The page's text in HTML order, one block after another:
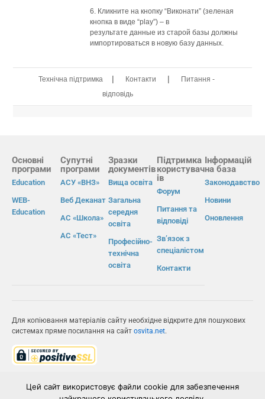
6. Кликните на кнопку “Виконати” (зеленая
кнопка в виде “play”) – в
результате данные из старой базы должны
импортироваться в новую базу данных.
Технічна підтримка | Контакти |
Питання -
відповідь
Основні
програми
Education
WEB-
Education
Супутні
програми
АСУ «ВНЗ»
Веб Деканат
АС «Школа»
АС «Тест»
Зразки
документів
Вища освіта
Загальна
середня
освіта
Професійно-
технічна
освіта
Підтримка
користувач
ів
Форум
Питання та
відповіді
Зв’язок з
спеціалістом
Контакти
Інформацій
на база
Законодавство
Новини
Оновлення
Для копіювання матеріалів сайту необхідне відкрите для пошукових
системах пряме посилання на сайт osvita.net.
Цей сайт використовує файли cookie для забезпечення